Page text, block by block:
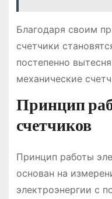
Благодаря своим
счетчики
постепенно
механические
Принцип
счетчиков
Принцип работы
основан на
электроэнергии с